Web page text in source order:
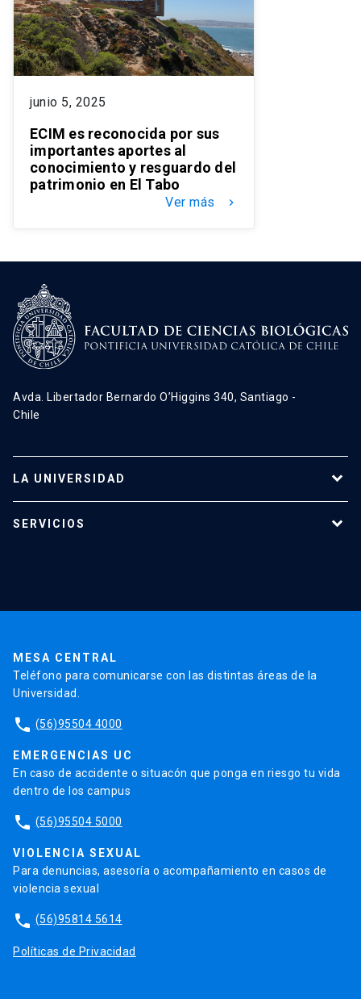
junio 5, 2025
ECIM es reconocida por sus
importantes aportes al
conocimiento y resguardo del
patrimonio en El Tabo
Ver más keyboard_arrow_right
Avda. Libertador Bernardo O’Higgins 340, Santiago -
Chile
LA UNIVERSIDAD
SERVICIOS
MESA CENTRAL
Teléfono para comunicarse con las distintas áreas de la
Universidad.
phone (56)95504 4000
EMERGENCIAS UC
En caso de accidente o situacón que ponga en riesgo tu vida
dentro de los campus
phone (56)95504 5000
VIOLENCIA SEXUAL
Para denuncias, asesoría o acompañamiento en casos de
violencia sexual
phone (56)95814 5614
Políticas de Privacidad